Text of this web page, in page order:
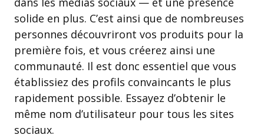
solide en plus. C’est ainsi que de nombreuses
personnes découvriront vos produits pour la
première fois, et vous créerez ainsi une
communauté. Il est donc essentiel que vous
établissiez des profils convaincants le plus
rapidement possible. Essayez d’obtenir le
même nom d’utilisateur pour tous les sites
sociaux.